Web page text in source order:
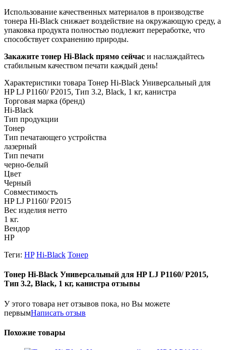
Использование качественных материалов в производстве
тонера Hi-Black снижает воздействие на окружающую среду, а
упаковка продукта полностью подлежит переработке, что
способствует сохранению природы.
Закажите тонер Hi-Black прямо сейчас и наслаждайтесь
стабильным качеством печати каждый день!
Характеристики товара Тонер Hi-Black Универсальный для
HP LJ P1160/ P2015, Тип 3.2, Black, 1 кг, канистра
Торговая марка (бренд)
Hi-Black
Тип продукции
Тонер
Тип печатающего устройства
лазерный
Тип печати
черно-белый
Цвет
Черный
Совместимость
HP LJ P1160/ P2015
Вес изделия нетто
1 кг.
Вендор
HP
Теги: HP Hi-Black Тонер
Тонер Hi-Black Универсальный для HP LJ P1160/ P2015,
Тип 3.2, Black, 1 кг, канистра отзывы
У этого товара нет отзывов пока, но Вы можете
первымНаписать отзыв
Похожие товары